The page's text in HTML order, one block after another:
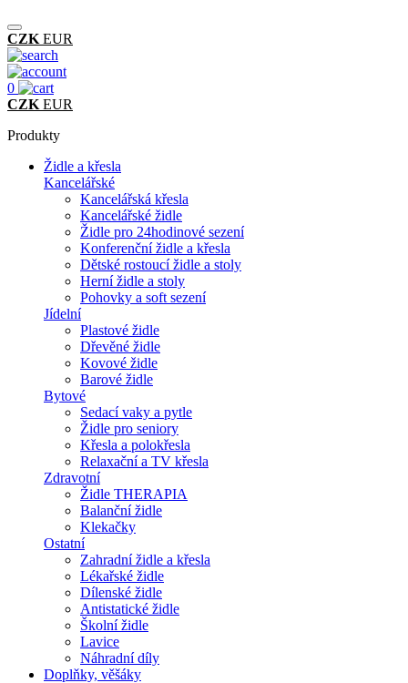
CZK EUR
0
CZK EUR
Produkty
Židle a křesla
Kancelářské
Kancelářská křesla
Kancelářské židle
Židle pro 24hodinové sezení
Konferenční židle a křesla
Dětské rostoucí židle a stoly
Herní židle a stoly
Pohovky a soft sezení
Jídelní
Plastové židle
Dřevěné židle
Kovové židle
Barové židle
Bytové
Sedací vaky a pytle
Židle pro seniory
Křesla a polokřesla
Relaxační a TV křesla
Zdravotní
Židle THERAPIA
Balanční židle
Klekačky
Ostatní
Zahradní židle a křesla
Lékařské židle
Dílenské židle
Antistatické židle
Školní židle
Lavice
Náhradní díly
Doplňky, věšáky